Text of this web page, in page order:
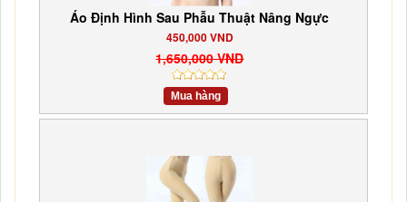
Áo Định Hình Sau Phẫu Thuật Nâng Ngực
450,000 VND
1,650,000 VND
Mua hàng